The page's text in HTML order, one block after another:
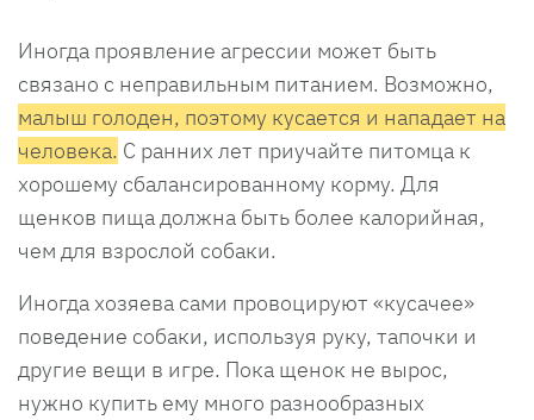
Иногда проявление агрессии может быть
связано с неправильным питанием. Возможно,
малыш голоден, поэтому кусается и нападает на
человека. С ранних лет приучайте питомца к
хорошему сбалансированному корму. Для
щенков пища должна быть более калорийная,
чем для взрослой собаки.
Иногда хозяева сами провоцируют «кусачее»
поведение собаки, используя руку, тапочки и
другие вещи в игре. Пока щенок не вырос,
нужно купить ему много разнообразных